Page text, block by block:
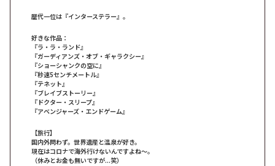
歴代一位は『インターステラー』。
好きな作品：
『ラ・ラ・ランド』
『ガーディアンズ・オブ・ギャラクシー』
『ショーシャンクの空に』
『秒速5センチメートル』
『テネット』
『ブレイブストーリー』
『ドクター・スリープ』
『アベンジャーズ・エンドゲーム』
【旅行】
国内外問わず。世界遺産と温泉が好き。
現在はコロナで海外行けないんですよね～。
（休みとお金も無いですが...笑）